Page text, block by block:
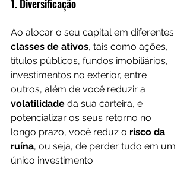
1. Diversificação
Ao alocar o seu capital em diferentes
classes de ativos, tais como ações,
títulos públicos, fundos imobiliários,
investimentos no exterior, entre
outros, além de você reduzir a
volatilidade da sua carteira, e
potencializar os seus retorno no
longo prazo, você reduz o risco da
ruína, ou seja, de perder tudo em um
único investimento.